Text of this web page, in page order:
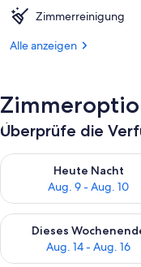
Zimmerreinigung
Alle anzeigen
Überprüfe die
Heute Nacht
Aug. 9 - Aug. 10
Überprüfe die
Dieses
Aug. 14 - Aug. 16
Überprüfe die